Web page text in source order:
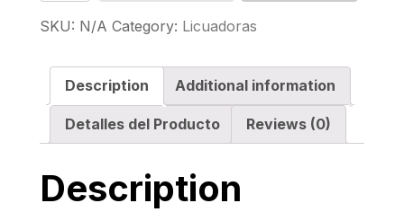
2200W
NEGRA
quantity
SKU: N/A Category: Licuadoras
Description Additional information
Detalles del Producto Reviews (0)
Description